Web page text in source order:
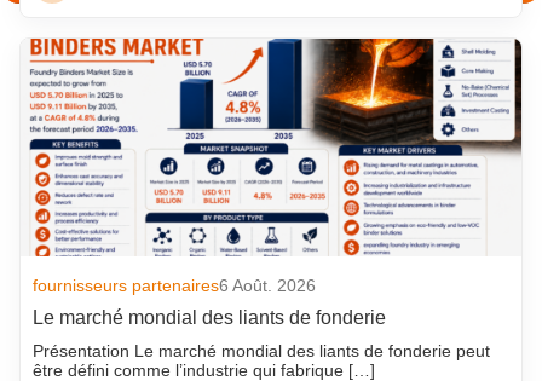
fournisseurs partenaires6 Août. 2026
Le marché mondial des liants de fonderie
Présentation Le marché mondial des liants de fonderie peut
être défini comme l’industrie qui fabrique […]